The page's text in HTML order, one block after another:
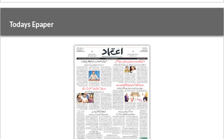
Todays Epaper